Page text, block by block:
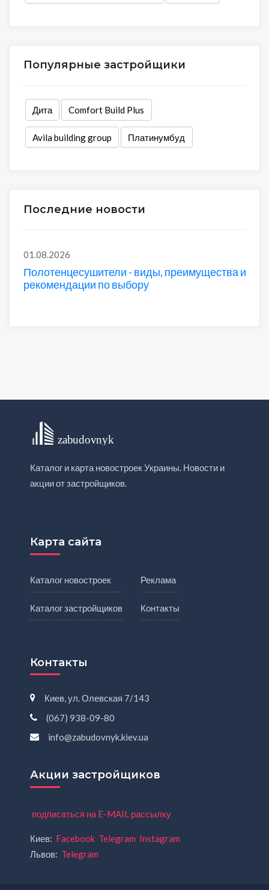
Популярные застройщики
Дита Comfort Build Plus
Avila building group Платинумбуд
Последние новости
01.08.2026
Полотенцесушители - виды, преимущества и
рекомендации по выбору
Каталог и карта новостроек Украины. Новости и
акции от застройщиков.
Карта сайта
Каталог новостроек
Каталог застройщиков
Реклама
Контакты
Контакты
Киев, ул. Олевская 7/143
(067) 938-09-80
info@zabudovnyk.kiev.ua
Акции застройщиков
подписаться на E-MAIL рассылку
Киев: Facebook Telegram Instagram
Львов: Telegram